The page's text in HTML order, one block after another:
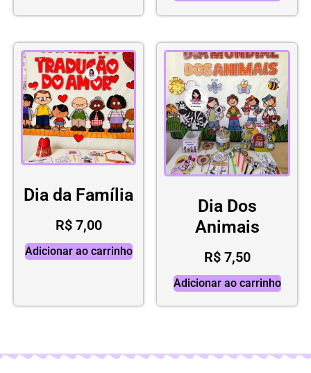
Dia da Família
R$7,00
Adicionar ao carrinho
Dia Dos
Animais
R$7,50
Adicionar ao carrinho